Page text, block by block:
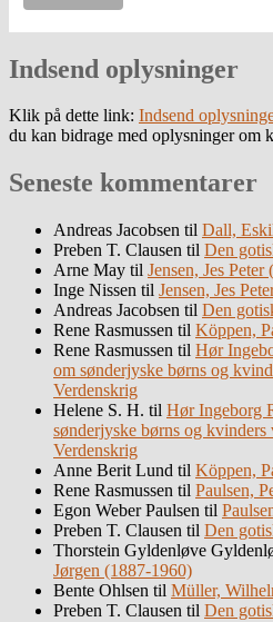
Indsend oplysninger
Klik på dette link: Indsend
du kan bidrage med oplysninger om
Seneste kommentarer
Andreas Jacobsen til Dall,
Preben T. Clausen til Den
Arne May til Jensen, Jes Peter
Inge Nissen til Jensen, Jes
Andreas Jacobsen til Den
Rene Rasmussen til Köppen,
Rene Rasmussen til Hør
om sønderjyske børns og
Verdenskrig
Helene S. H. til Hør Ingeborg
sønderjyske børns og
Verdenskrig
Anne Berit Lund til Köppen,
Rene Rasmussen til Paulsen,
Egon Weber Paulsen til
Preben T. Clausen til Den
Thorstein Gyldenløve
Jørgen (1887-1960)
Bente Ohlsen til Müller,
Preben T. Clausen til Den